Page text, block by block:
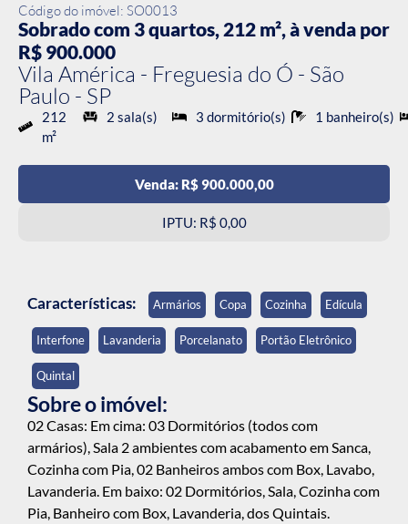
Código do imóvel: SO0013
Sobrado com 3 quartos, 212 m², à venda por
R$ 900.000
Vila América - Freguesia do Ó - São
Paulo - SP
212
m²
2 sala(s) 3 dormitório(s) 1 banheiro(s)
Venda: R$ 900.000,00
IPTU: R$ 0,00
Características: Armários Copa Cozinha Edícula
Interfone Lavanderia Porcelanato Portão Eletrônico
Quintal
Sobre o imóvel:
02 Casas: Em cima: 03 Dormitórios (todos com
armários), Sala 2 ambientes com acabamento em Sanca,
Cozinha com Pia, 02 Banheiros ambos com Box, Lavabo,
Lavanderia. Em baixo: 02 Dormitórios, Sala, Cozinha com
Pia, Banheiro com Box, Lavanderia, dos Quintais.